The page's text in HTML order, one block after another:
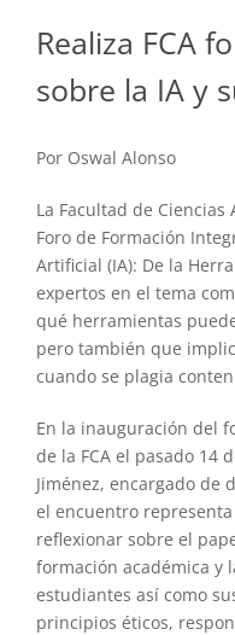
Realiza FCA
sobre la IA y
Por Oswal Alonso
La Facultad de Ciencias
Foro de Formación
Artificial (IA): De la
expertos en el tema
qué herramientas
pero también que
cuando se plagia
En la inauguración del
de la FCA el pasado 14
Jiménez, encargado de
el encuentro
reflexionar sobre el
formación académica y
estudiantes así como
principios éticos,